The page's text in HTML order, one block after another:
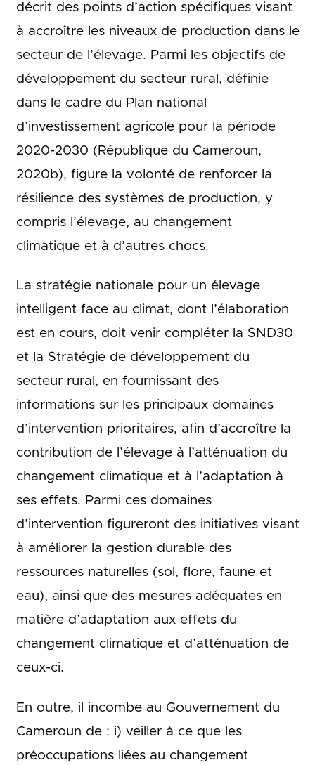
décrit des points d’action spécifiques visant
à accroître les niveaux de production dans le
secteur de l’élevage. Parmi les objectifs de
développement du secteur rural, définie
dans le cadre du Plan national
d’investissement agricole pour la période
2020-2030 (République du Cameroun,
2020b), figure la volonté de renforcer la
résilience des systèmes de production, y
compris l’élevage, au changement
climatique et à d’autres chocs.
La stratégie nationale pour un élevage
intelligent face au climat, dont l’élaboration
est en cours, doit venir compléter la SND30
et la Stratégie de développement du
secteur rural, en fournissant des
informations sur les principaux domaines
d’intervention prioritaires, afin d’accroître la
contribution de l’élevage à l’atténuation du
changement climatique et à l’adaptation à
ses effets. Parmi ces domaines
d’intervention figureront des initiatives visant
à améliorer la gestion durable des
ressources naturelles (sol, flore, faune et
eau), ainsi que des mesures adéquates en
matière d’adaptation aux effets du
changement climatique et d’atténuation de
ceux-ci.
En outre, il incombe au Gouvernement du
Cameroun de : i) veiller à ce que les
préoccupations liées au changement